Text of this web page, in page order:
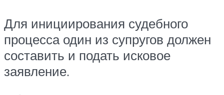
Для инициирования судебного
процесса один из супругов должен
составить и подать исковое
заявление.